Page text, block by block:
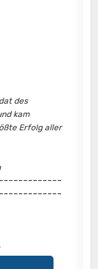
des
kam
Erfolg aller